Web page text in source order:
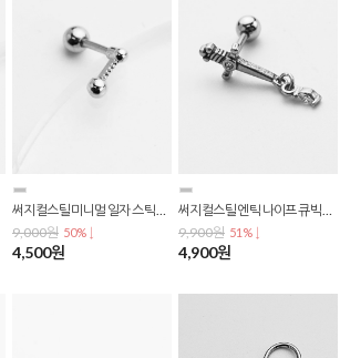
9,000원 50% ↓
4,500원
9,900원 51% ↓
4,900원